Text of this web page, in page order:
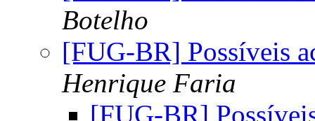
Botelho
[FUG-BR] Possíveis
Henrique Faria
[FUG-BR]